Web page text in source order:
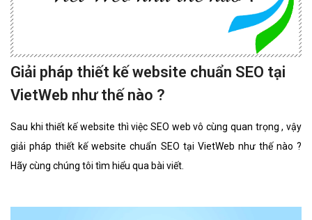
Giải pháp thiết kế website chuẩn SEO tại
VietWeb như thế nào ?
Sau khi thiết kế website thì việc SEO web vô cùng quan trọng , vậy
giải pháp thiết kế website chuẩn SEO tại VietWeb như thế nào ?
Hãy cùng chúng tôi tìm hiểu qua bài viết.